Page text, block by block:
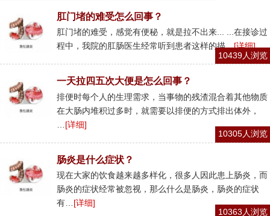
肛门堵的难受怎么回事？
肛门堵的难受，感觉有便秘，就是拉不出来... ...在接诊过
程中，我院的肛肠医生经常听到患者这样的描…[详细]
10439人浏览
一天拉四五次大便是怎么回事？
排便时每个人的生理需求，当事物的残渣混合着其他物质
在大肠内堆积过多时，就需要以排便的方式排出体外，
[详细]
10305人浏览
肠炎是什么症状？
现在大家的饮食越来越多样化，很多人因此患上肠炎，而
肠炎的症状经常被忽视，那么什么是肠炎，肠炎的症状
有… [详细]
10363人浏览